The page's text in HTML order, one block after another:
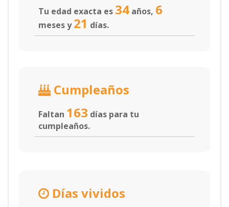
Tu edad exacta es 34 años, 6
meses y21 días.
Cumpleaños
Faltan 163 días para tu
cumpleaños.
Días vividos